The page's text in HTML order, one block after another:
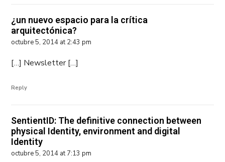
¿un nuevo espacio para la crítica
arquitectónica?
octubre 5, 2014 at 2:43 pm
[…] Newsletter […]
Reply
SentientID: The definitive connection between
physical Identity, environment and digital
Identity
octubre 5, 2014 at 7:13 pm